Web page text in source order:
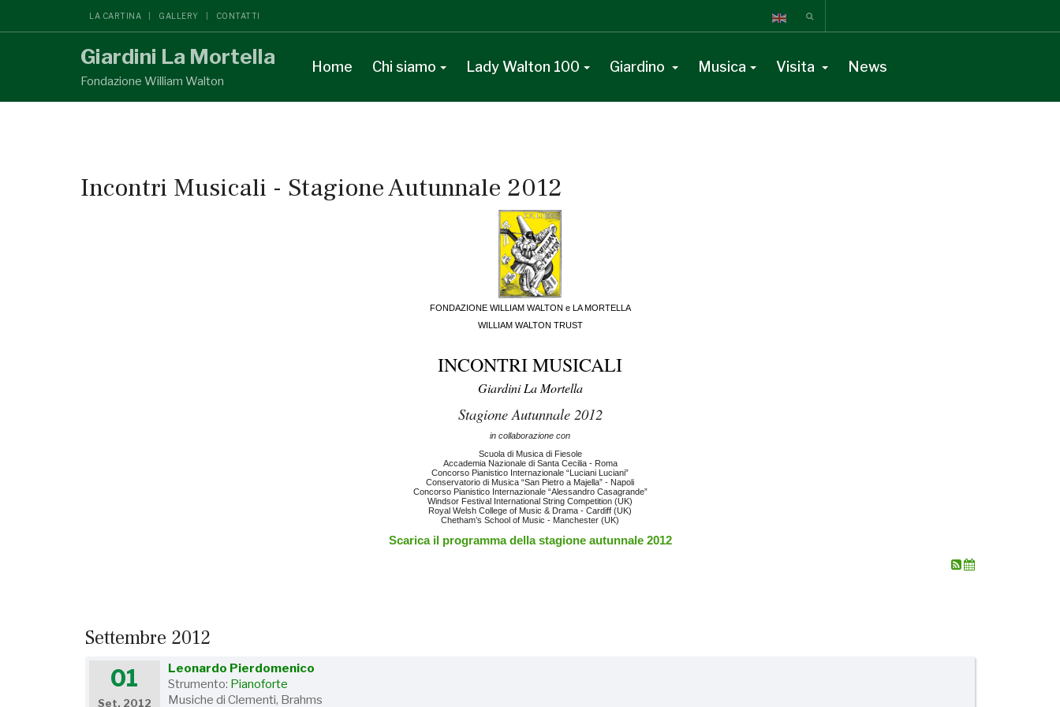
LA CARTINA GALLERY CONTATTI
Giardini La Mortella
Fondazione William Walton
Home Chi siamo Lady Walton 100 Giardino Musica Visita News
Incontri Musicali - Stagione Autunnale 2012
FONDAZIONE WILLIAM WALTON e LA MORTELLA
WILLIAM WALTON TRUST
INCONTRI MUSICALI
Giardini La Mortella
Stagione Autunnale 2012
in collaborazione con
Scuola di Musica di Fiesole
Accademia Nazionale di Santa Cecilia - Roma
Concorso Pianistico Internazionale “Luciani Luciani”
Conservatorio di Musica “San Pietro a Majella” - Napoli
Concorso Pianistico Internazionale “Alessandro Casagrande”
Windsor Festival International String Competition (UK)
Royal Welsh College of Music & Drama - Cardiff (UK)
Chetham’s School of Music - Manchester (UK)
Scarica il programma della stagione autunnale 2012
Settembre 2012
01
Set, 2012
Leonardo Pierdomenico
Strumento: Pianoforte
Musiche di Clementi, Brahms